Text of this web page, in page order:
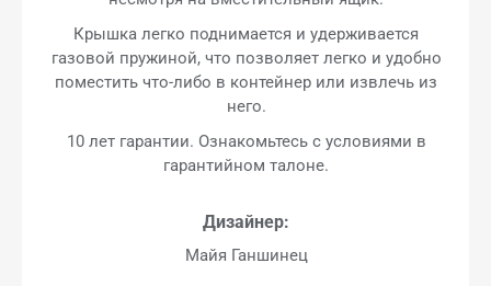
Крышка легко поднимается и удерживается
газовой пружиной, что позволяет легко и удобно
поместить что-либо в контейнер или извлечь из
него.
10 лет гарантии. Ознакомьтесь с условиями в
гарантийном талоне.
Дизайнер:
Майя Ганшинец